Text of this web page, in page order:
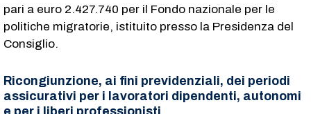
pari a euro 2.427.740 per il Fondo nazionale per le
politiche migratorie, istituito presso la Presidenza del
Consiglio.
Ricongiunzione, ai fini previdenziali, dei periodi
assicurativi per i lavoratori dipendenti, autonomi